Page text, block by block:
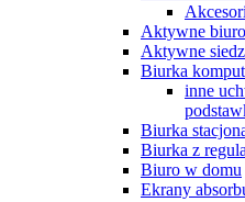
Aktywne biuro
Aktywne
Biurka
inne
Biurka
Biurka z
Biuro w domu
Ekrany